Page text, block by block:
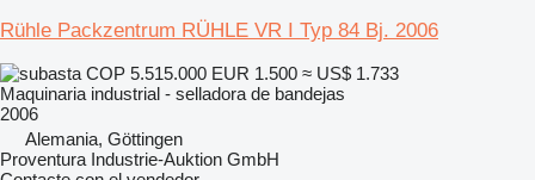
Rühle Packzentrum RÜHLE VR I Typ 84 Bj. 2006
COP 5.515.000 EUR 1.500 ≈ US$ 1.733
Maquinaria industrial - selladora de bandejas
2006
Alemania, Göttingen
Proventura Industrie-Auktion GmbH